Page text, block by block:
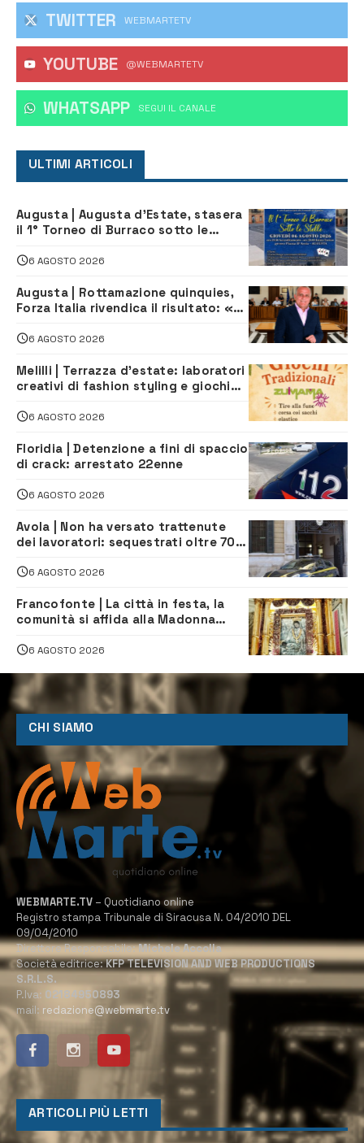
TWITTER WEBMARTETV
YOUTUBE @WEBMARTETV
WHATSAPP ‎SEGUI IL CANALE
ULTIMI ARTICOLI
Augusta | Augusta d’Estate, stasera
il 1° Torneo di Burraco sotto le
6 AGOSTO 2026
Augusta | Rottamazione quinquies,
Forza Italia rivendica il risultato: «La
6 AGOSTO 2026
Melilli | Terrazza d’estate: laboratori
creativi di fashion styling e giochi
iscriversi
6 AGOSTO 2026
Floridia | Detenzione a fini di spaccio
di crack: arrestato 22enne
6 AGOSTO 2026
Avola | Non ha versato trattenute
dei lavoratori: sequestrati oltre 700
climatizzazione
6 AGOSTO 2026
Francofonte | La città in festa, la
comunità si affida alla Madonna
6 AGOSTO 2026
CHI SIAMO
WEBMARTE.TV – Quotidiano online
Registro stampa Tribunale di Siracusa N. 04/2010 DEL
09/04/2010
Direttore Responsabile:Michele Accolla
Società editrice:KFP TELEVISION AND WEB PRODUCTIONS
S.R.L.S.
P.Iva: 02184950893
mail: redazione@webmarte.tv
ARTICOLI PIÙ LETTI